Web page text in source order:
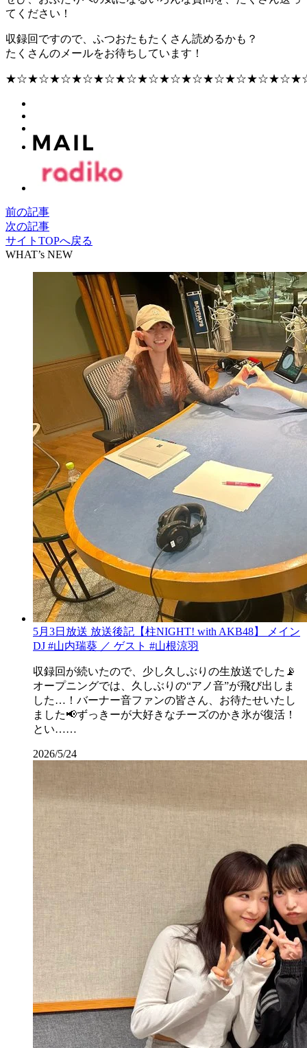
てください！
収録回ですので、ふつおたもたくさん読めるかも？
たくさんのメールをお待ちしています！
前の記事
次の記事
サイトTOPへ戻る
WHAT’s NEW
5月3日放送 放送後記【柱NIGHT! with AKB48】 メイン
DJ #山内瑞葵 ／ ゲスト #山根涼羽
収録回が続いたので、少し久しぶりの生放送でした📡
オープニングでは、久しぶりの“アノ音”が飛び出しま
した…！バーナー音ファンの皆さん、お待たせいたし
ました📢ずっきーが大好きなチーズのかき氷が復活！
とい……
2026/5/24